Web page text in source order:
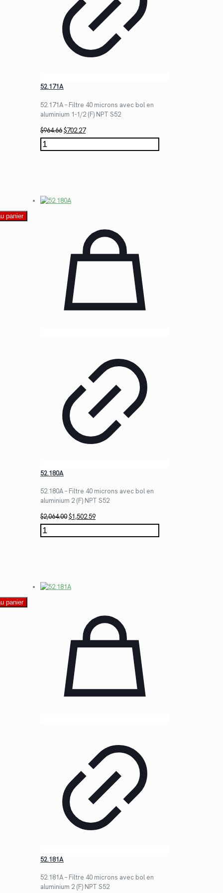
52.171A
52.171A – Filtre 40 microns avec bol en
aluminium 1-1/2 (F) NPT S52
$964.66Le
prix
initial
$702.27Le
prix
actuel
quantité
de
panier
52.180A
52.180A – Filtre 40 microns avec bol en
aluminium 2 (F) NPT S52
$2,064.00Le
prix
initial
$1,502.59Le
prix
actuel
quantité
de
panier
52.181A
52.181A – Filtre 40 microns avec bol en
aluminium 2 (F) NPT S52